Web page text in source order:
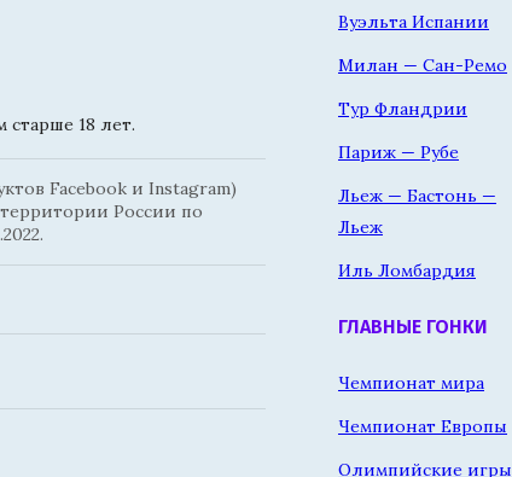
18 лет.
Facebook и Instagram)
России по
Вуэльта Испании
Милан — Сан-Ремо
Тур Фландрии
Париж — Рубе
Льеж — Бастонь —
Льеж
Иль Ломбардия
ГЛАВНЫЕ ГОНКИ
Чемпионат мира
Чемпионат Европы
Олимпийские игры